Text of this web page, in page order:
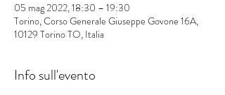
05 mag 2022, 18:30 – 19:30
Torino, Corso Generale Giuseppe Govone 16A,
10129 Torino TO, Italia
Info sull'evento